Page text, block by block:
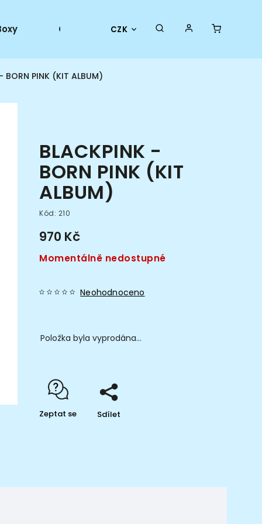
CZK
Collector goods Oficiální merch
BORN PINK (KIT ALBUM)
BLACKPINK -
BORN PINK (KIT
ALBUM)
Kód: 210
970 Kč
Momentálně nedostupné
Neohodnoceno
Položka byla vyprodána…
Zeptat se Sdílet